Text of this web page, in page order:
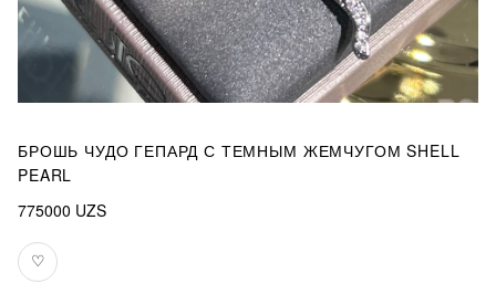
БРОШЬ ЧУДО ГЕПАРД С ТЕМНЫМ ЖЕМЧУГОМ SHELL
PEARL
775000 UZS
♡Add
to